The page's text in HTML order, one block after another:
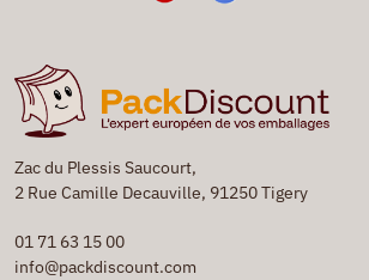
Zac du Plessis Saucourt,
2 Rue Camille Decauville, 91250 Tigery
01 71 63 15 00
info@packdiscount.com